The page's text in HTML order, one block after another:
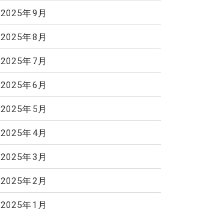
2025年9月
2025年8月
2025年7月
2025年6月
2025年5月
2025年4月
2025年3月
2025年2月
2025年1月